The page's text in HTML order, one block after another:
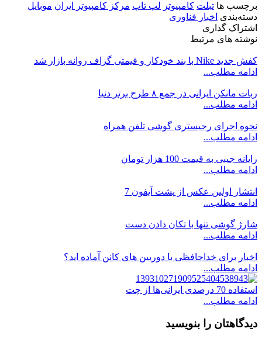
برچسب ها تبلت کامپیوتر لپ تاپ مرکز کامپیوتر ایران موبایل
دسته‌بندی اخبار فناوری
اشتراک گذاری
نوشته های مرتبط
کفش جدید Nike با بند خودکار و قیمتی گزاف روانه بازار شد
ادامه مطلب...
ربات مانکن ایرانی در جمع ۸ طرح برتر دنیا
ادامه مطلب...
نحوه اجرای رجیستری گوشی تلفن همراه
ادامه مطلب...
رایانه جیبی به قیمت 100 هزار تومان
ادامه مطلب...
انتشار اولین عکس از پشت آیفون 7
ادامه مطلب...
شارژ گوشی تنها با تکان دادن دست
ادامه مطلب...
اخبار برای خداحافظی با دوربین های کانن آماده اید؟
ادامه مطلب...
استفاده 70 درصدی ایرانی‌ها از چت
ادامه مطلب...
دیدگاهتان را بنویسید